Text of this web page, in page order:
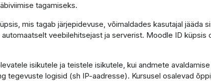
tagamiseks.
mis tagab järjepidevuse, võimaldades kasutajal jääda
veebilehitsejast ja serverist. Moodle ID küpsis
isikutele ja teistele isikutele, kui andmete
logisid (sh IP-aadresse). Kursusel osalevad